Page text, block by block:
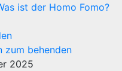
ist der Homo Fomo?
zum behenden
2025